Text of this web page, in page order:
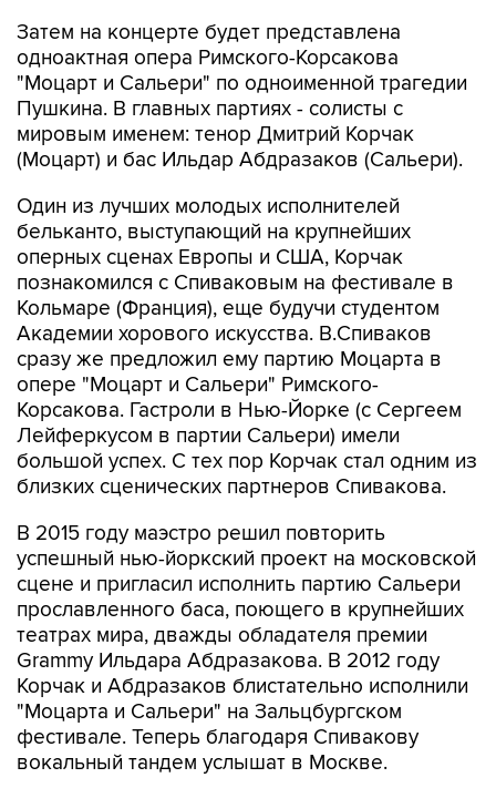
Затем на концерте будет представлена
одноактная опера Римского-Корсакова
"Моцарт и Сальери" по одноименной трагедии
Пушкина. В главных партиях - солисты с
мировым именем: тенор Дмитрий Корчак
(Моцарт) и бас Ильдар Абдразаков (Сальери).
Один из лучших молодых исполнителей
бельканто, выступающий на крупнейших
оперных сценах Европы и США, Корчак
познакомился с Спиваковым на фестивале в
Кольмаре (Франция), еще будучи студентом
Академии хорового искусства. В.Спиваков
сразу же предложил ему партию Моцарта в
опере "Моцарт и Сальери" Римского-
Корсакова. Гастроли в Нью-Йорке (с Сергеем
Лейферкусом в партии Сальери) имели
большой успех. С тех пор Корчак стал одним из
близких сценических партнеров Спивакова.
В 2015 году маэстро решил повторить
успешный нью-йоркский проект на московской
сцене и пригласил исполнить партию Сальери
прославленного баса, поющего в крупнейших
театрах мира, дважды обладателя премии
Grammy Ильдара Абдразакова. В 2012 году
Корчак и Абдразаков блистательно исполнили
"Моцарта и Сальери" на Зальцбургском
фестивале. Теперь благодаря Спивакову
вокальный тандем услышат в Москве.